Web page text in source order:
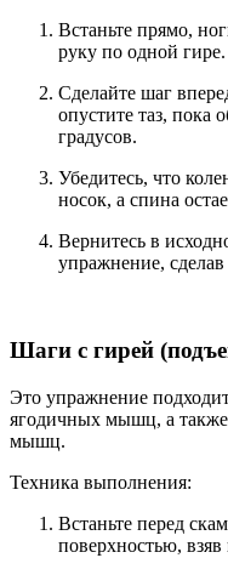
Встаньте прямо,
руку по одной гире.
Сделайте шаг
опустите таз, пока
градусов.
Убедитесь, что
носок, а спина
Вернитесь в
упражнение,
Шаги с гирей
Это упражнение
ягодичных мышц, а
мышц.
Техника выполнения:
Встаньте перед
поверхностью,